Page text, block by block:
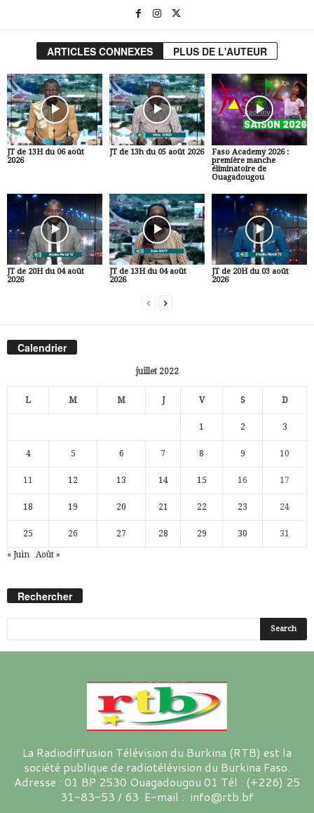
ARTICLES CONNEXES PLUS DE L'AUTEUR
JT de 13H du 06 août
2026
JT de 13h du 05 août 2026
Faso Academy 2026 :
première manche
éliminatoire de
Ouagadougou
JT de 20H du 04 août
2026
JT de 13H du 04 août
2026
JT de 20H du 03 août
2026
Calendrier
juillet 2022
L M M J V S D
1 2 3
4 5 6 7 8 9 10
11 12 13 14 15 16 17
18 19 20 21 22 23 24
25 26 27 28 29 30 31
« Juin Août »
Rechercher
La Radiodiffusion Télévision du Burkina (RTB) est la
société publique de radiotélévision du Burkina Faso.
Adresse : 01 BP 2530 Ouagadougou 01 Tél : (+226) 25
31-83-53 / 63 E-mail : info@rtb.bf